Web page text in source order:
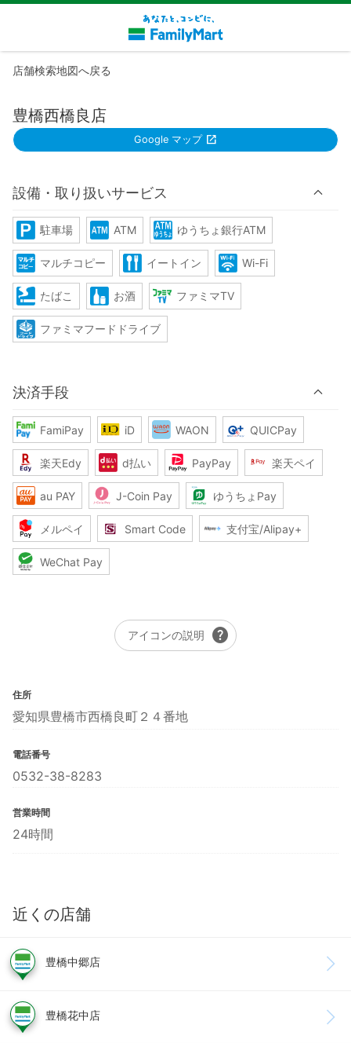
店舗検索地図へ戻る
豊橋西橋良店
Google マップ
設備・取り扱いサービス
駐車場 ATM ゆうちょ銀行ATM
マルチコピー イートイン Wi-Fi
たばこ お酒 ファミマTV
ファミマフードドライブ
決済手段
FamiPay iD WAON QUICPay
楽天Edy d払い PayPay 楽天ペイ
au PAY J-Coin Pay ゆうちょPay
メルペイ Smart Code 支付宝/Alipay+
WeChat Pay
アイコンの説明 help
住所
愛知県豊橋市西橋良町２４番地
電話番号
0532-38-8283
営業時間
24時間
近くの店舗
豊橋中郷店
豊橋花中店